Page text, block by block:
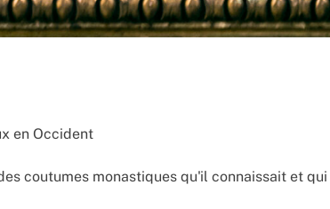
en Occident
coutumes monastiques qu'il connaissait et